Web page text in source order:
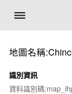
地圖名稱
識別資訊
資料識別碼